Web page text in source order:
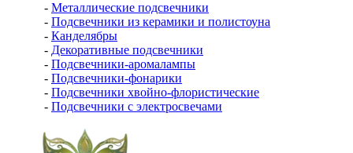
- Металлические подсвечники
- Подсвечники из керамики и полистоуна
- Канделябры
- Декоративные подсвечники
- Подсвечники-аромалампы
- Подсвечники-фонарики
- Подсвечники хвойно-флористические
- Подсвечники с электросвечами